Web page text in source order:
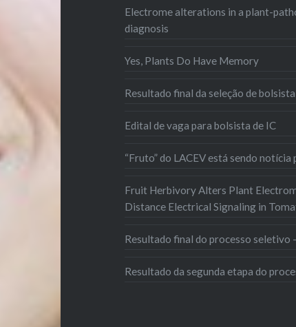
Electrome alterations in a plant-
diagnosis
Yes, Plants Do Have Memory
Resultado final da seleção de
Edital de vaga para bolsista de IC
“Fruto” do LACEV está sendo notícia
Fruit Herbivory Alters Plant
Distance Electrical Signaling in
Resultado final do processo seletivo
Resultado da segunda etapa do